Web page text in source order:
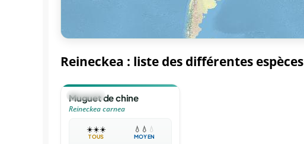
Reineckea : liste des différentes espèces
🪴VIVACE
Muguet de chine
Reineckea carnea
☀️☀️☀️
TOUS
💧 💧 💧
MOYEN